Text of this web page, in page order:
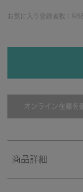
お気に入り登録者数：
オンライン在庫を
商品詳細